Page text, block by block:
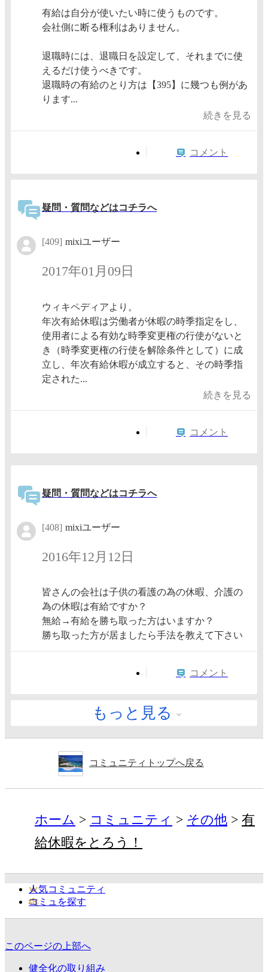
有給は自分が使いたい時に使うものです。
会社側に断る権利はありません。
退職時には、退職日を設定して、それまでに使
えるだけ使うべきです。
退職時の有給のとり方は【395】に幾つも例があ
ります...
続きを見る
コメント
疑問・質問などはコチラへ
[409] mixiユーザー
2017年01月09日
ウィキペディアより。
年次有給休暇は労働者が休暇の時季指定をし、
使用者による有効な時季変更権の行使がないと
き（時季変更権の行使を解除条件として）に成
立し、年次有給休暇が成立すると、その時季指
定された...
続きを見る
コメント
疑問・質問などはコチラへ
[408] mixiユーザー
2016年12月12日
皆さんの会社は子供の看護の為の休暇、介護の
為の休暇は有給ですか？
無給→有給を勝ち取った方はいますか？
勝ち取った方が居ましたら手法を教えて下さい
コメント
もっと見る
コミュニティトップへ戻る
ホーム コミュニティ その他
有
給休暇をとろう！
人気コミュニティ
コミュを探す
このページの上部へ
健全化の取り組み